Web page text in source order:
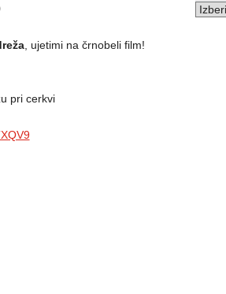
, ujetimi na črnobeli film!
pri cerkvi
Arhiv